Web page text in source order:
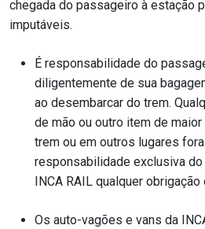
chegada do passageiro à estação
imputáveis.
É responsabilidade do
diligentemente de sua
ao desembarcar do trem.
de mão ou outro item de
trem ou em outros lugares
responsabilidade exclusiva
INCA RAIL qualquer
Os auto-vagões e vans da